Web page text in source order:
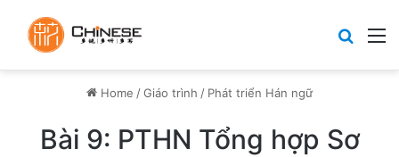
Home /Giáo trình / Phát triển Hán ngữ
Bài 9: PTHN Tổng hợp Sơ